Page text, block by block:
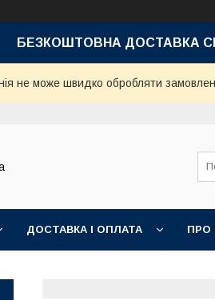
БЕЗКОШТОВНА ДОСТАВКА
не може швидко обробляти
ДОСТАВКА І ОПЛАТА ПРО